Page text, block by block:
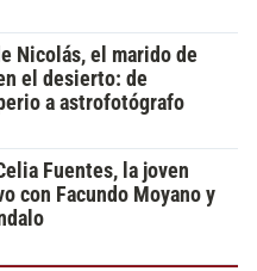
Nicolás, el marido de
el desierto: de
a astrofotógrafo
Fuentes, la joven
con Facundo Moyano y